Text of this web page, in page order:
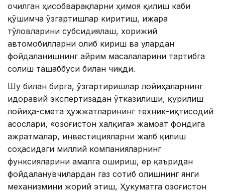
очилган ҳисобварақларни ҳимоя қилиш каби
қўшимча ўзгартишлар киритиш, ижара
тўловларини субсидиялаш, хорижий
автомобилларни олиб кириш ва улардан
фойдаланишнинг айрим масалаларини тартибга
солиш ташаббуси билан чиқди.
Шу билан бирга, ўзгартиришлар лойиҳаларнинг
идоравий экспертизадан ўтказилиши, қурилиш
лойиҳа-смета ҳужжатларининг техник-иқтисодий
асослари, «Қозоғистон халқига» жамоат фондига
ажратмалар, инвестицияларни жалб қилиш
соҳасидаги миллий компанияларнинг
функсияларини амалга ошириш, ер қаъридан
фойдаланувчилардан газ сотиб олишнинг янги
механизмини жорий этиш, Ҳукуматга Қозоғистон